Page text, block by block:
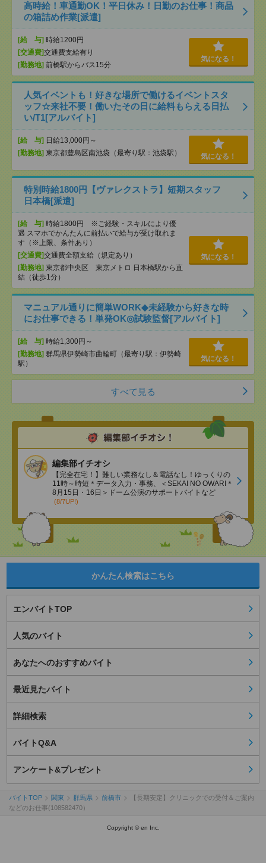
高時給！車通勤OK！平日休み！日勤のお仕事！商品
の箱詰め作業[派遣]
[給 与] 時給1200円
[交通費]交通費支給有り
[勤務地] 前橋駅からバス15分
気になる！
人気イベントも！好きな場所で働けるイベントスタ
ッフ☆来社不要！働いたその日に給料もらえる日払
い/T1[アルバイト]
[給 与] 日給13,000円～
[勤務地] 東京都豊島区南池袋（最寄り駅：池袋駅） 気になる！
特別時給1800円【ヴァレクストラ】短期スタッフ
日本橋[派遣]
[給 与] 時給1800円 ※ご経験・スキルにより優
遇 スマホでかんたんに前払いで給与が受け取れま
す（※上限、条件あり）
[交通費]交通費全額支給（規定あり）
[勤務地] 東京都中央区 東京メトロ 日本橋駅から直
結（徒歩1分）
気になる！
マニュアル通りに簡単WORK◆未経験から好きな時
にお仕事できる！単発OK◎試験監督[アルバイト]
[給 与] 時給1,300円～
[勤務地] 群馬県伊勢崎市曲輪町（最寄り駅：伊勢崎
駅）
気になる！
すべて見る
編集部イチオシ
【完全在宅！】難しい業務なし＆電話なし！ゆっくりの
11時～時短＊データ入力・事務、＜SEKAI NO OWARI＊
8月15日・16日＞ドーム公演のサポートバイトなど
(8/7UP!)
かんたん検索はこちら
エンバイトTOP
人気のバイト
あなたへのおすすめバイト
最近見たバイト
詳細検索
バイトQ&A
アンケート&プレゼント
バイトTOP 関東 群馬県 前橋市
【長期安定】クリニックでの受付＆ご案内
などのお仕事(108582470）
Copyright © en Inc.